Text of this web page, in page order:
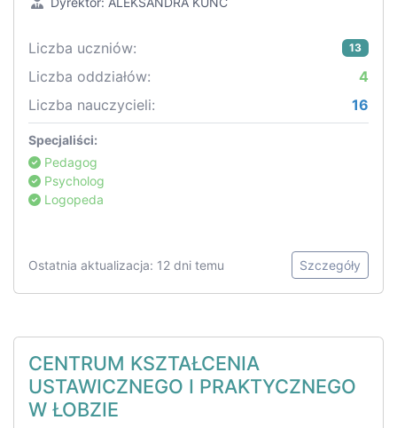
Liczba uczniów: 13
Liczba oddziałów:
4
Liczba nauczycieli:
16
Specjaliści:
Pedagog
Psycholog
Logopeda
Ostatnia aktualizacja: 12 dni temu Szczegóły
CENTRUM KSZTAŁCENIA
USTAWICZNEGO I PRAKTYCZNEGO
W ŁOBZIE